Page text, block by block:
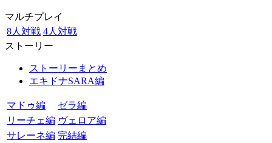
マルチプレイ
8人対戦 4人対戦
ストーリー
ストーリーまとめ
エキドナSARA編
マドゥ編
ゼラ編
リーチェ編 ヴェロア編
サレーネ編 完結編